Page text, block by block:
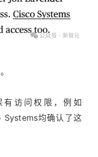
访问权限，例如
Systems均确认了这